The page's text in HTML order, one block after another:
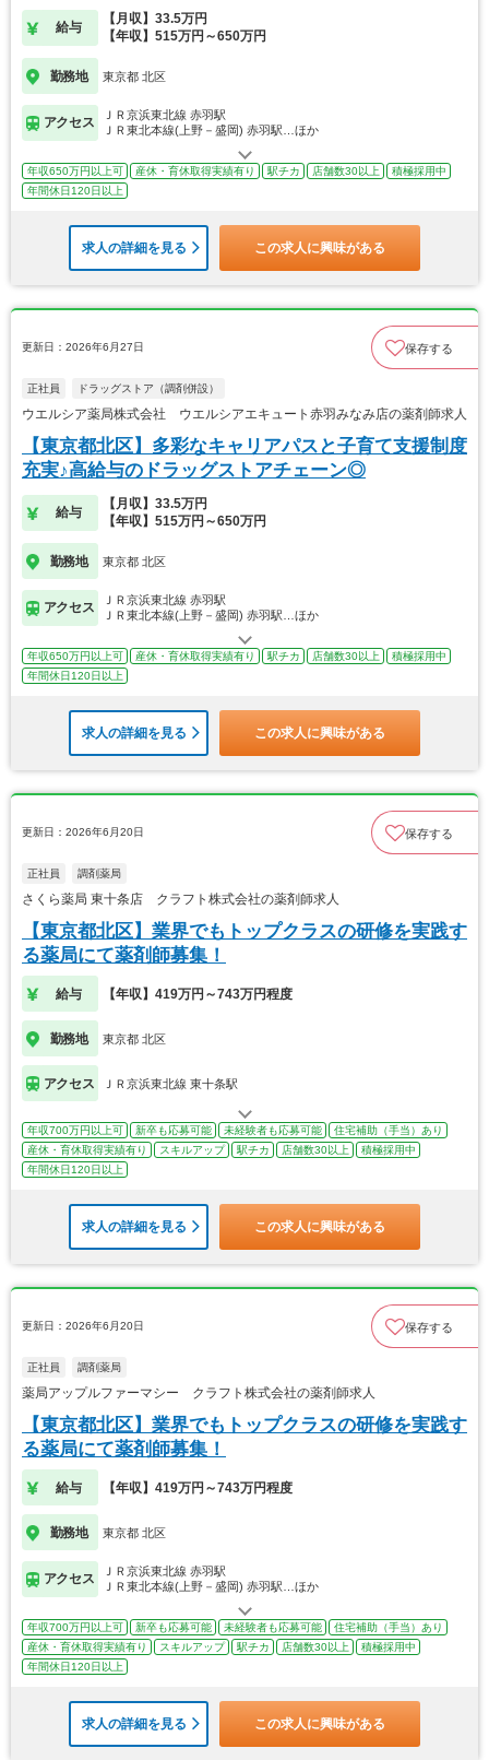
給与
【月収】33.5万円
【年収】515万円～650万円
勤務地 東京都 北区
アクセス
ＪＲ京浜東北線 赤羽駅
ＪＲ東北本線(上野－盛岡) 赤羽駅…ほか
年収650万円以上可 産休・育休取得実績有り 駅チカ 店舗数30以上
積極採用中
年間休日120日以上
求人の詳細を見る この求人に興味がある
更新日：2026年6月27日 保存する
正社員 ドラッグストア（調剤併設）
ウエルシア薬局株式会社 ウエルシアエキュート赤羽みなみ店の薬剤師求人
【東京都北区】多彩なキャリアパスと子育て支援制度
充実♪高給与のドラッグストアチェーン◎
給与
【月収】33.5万円
【年収】515万円～650万円
勤務地 東京都 北区
アクセス
ＪＲ京浜東北線 赤羽駅
ＪＲ東北本線(上野－盛岡) 赤羽駅…ほか
年収650万円以上可 産休・育休取得実績有り 駅チカ 店舗数30以上
積極採用中
年間休日120日以上
求人の詳細を見る この求人に興味がある
更新日：2026年6月20日 保存する
正社員 調剤薬局
さくら薬局 東十条店 クラフト株式会社の薬剤師求人
【東京都北区】業界でもトップクラスの研修を実践す
る薬局にて薬剤師募集！
給与 【年収】419万円～743万円程度
勤務地 東京都 北区
アクセス ＪＲ京浜東北線 東十条駅
年収700万円以上可 新卒も応募可能 未経験者も応募可能
住宅補助（手当）あり
産休・育休取得実績有り
スキルアップ 駅チカ 店舗数30以上
積極採用中
年間休日120日以上
求人の詳細を見る この求人に興味がある
更新日：2026年6月20日 保存する
正社員 調剤薬局
薬局アップルファーマシー クラフト株式会社の薬剤師求人
【東京都北区】業界でもトップクラスの研修を実践す
る薬局にて薬剤師募集！
給与 【年収】419万円～743万円程度
勤務地 東京都 北区
アクセス
ＪＲ京浜東北線 赤羽駅
ＪＲ東北本線(上野－盛岡) 赤羽駅…ほか
年収700万円以上可 新卒も応募可能 未経験者も応募可能
住宅補助（手当）あり
産休・育休取得実績有り
スキルアップ 駅チカ 店舗数30以上
積極採用中
年間休日120日以上
求人の詳細を見る この求人に興味がある